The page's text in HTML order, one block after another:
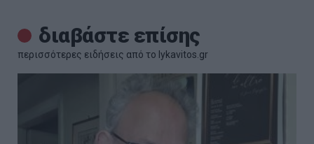
διαβάστε επίσης
περισσότερες ειδήσεις από το lykavitos.gr